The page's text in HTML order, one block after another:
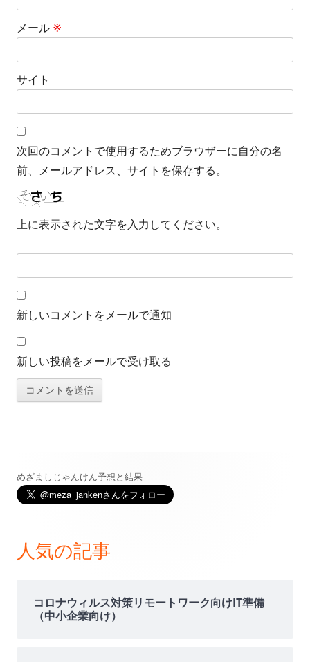
メール ※
サイト
次回のコメントで使用するためブラウザーに自分の名
前、メールアドレス、サイトを保存する。
上に表示された文字を入力してください。
新しいコメントをメールで通知
新しい投稿をメールで受け取る
メ
ン
めざましじゃんけん予想と結果
人気の記事
コロナウィルス対策リモートワーク向けIT準備
（中小企業向け）